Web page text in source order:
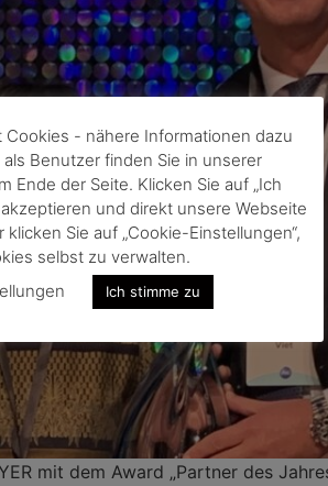
mit dem Award „Partner des
- nähere Informationen dazu
Benutzer finden Sie in unserer
Ende der Seite. Klicken Sie auf „Ich
und direkt unsere Webseite
Sie auf „Cookie-Einstellungen“,
selbst zu verwalten.
Ich stimme zu